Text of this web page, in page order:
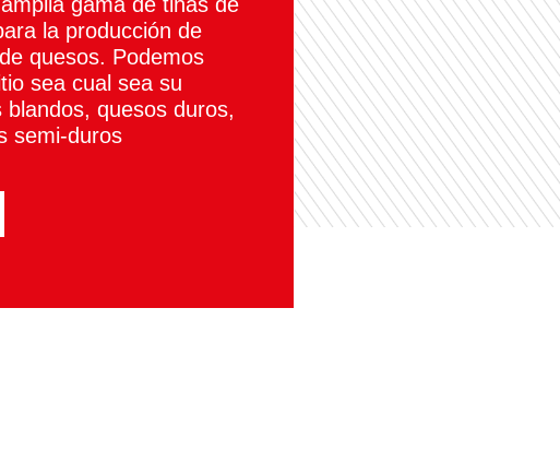
la producción de
quesos. Podemos
sea cual sea su
quesos duros,
semi-duros